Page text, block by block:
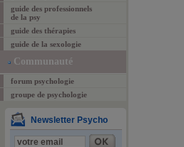
guide des professionnels
de la psy
guide des thérapies
guide de la sexologie
Communauté
forum psychologie
groupe de psychologie
Newsletter Psycho